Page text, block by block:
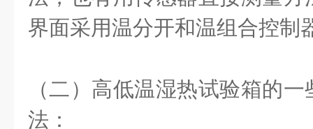
界面采用温分开和温组合控制
（二）高低温湿热试验箱的
法：